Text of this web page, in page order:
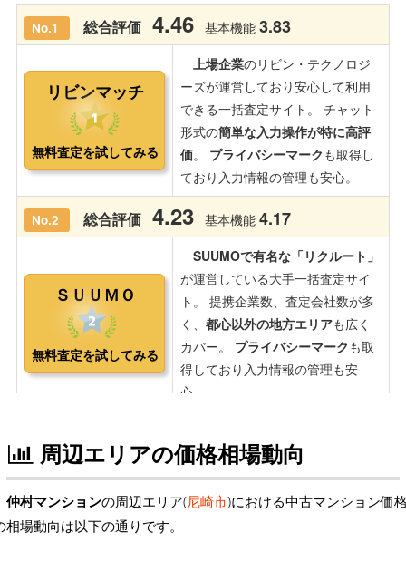
周辺エリアの価格相場動向
仲村マンションの周辺エリア(尼崎市)における中古マンション価
相場動向は以下の通りです。